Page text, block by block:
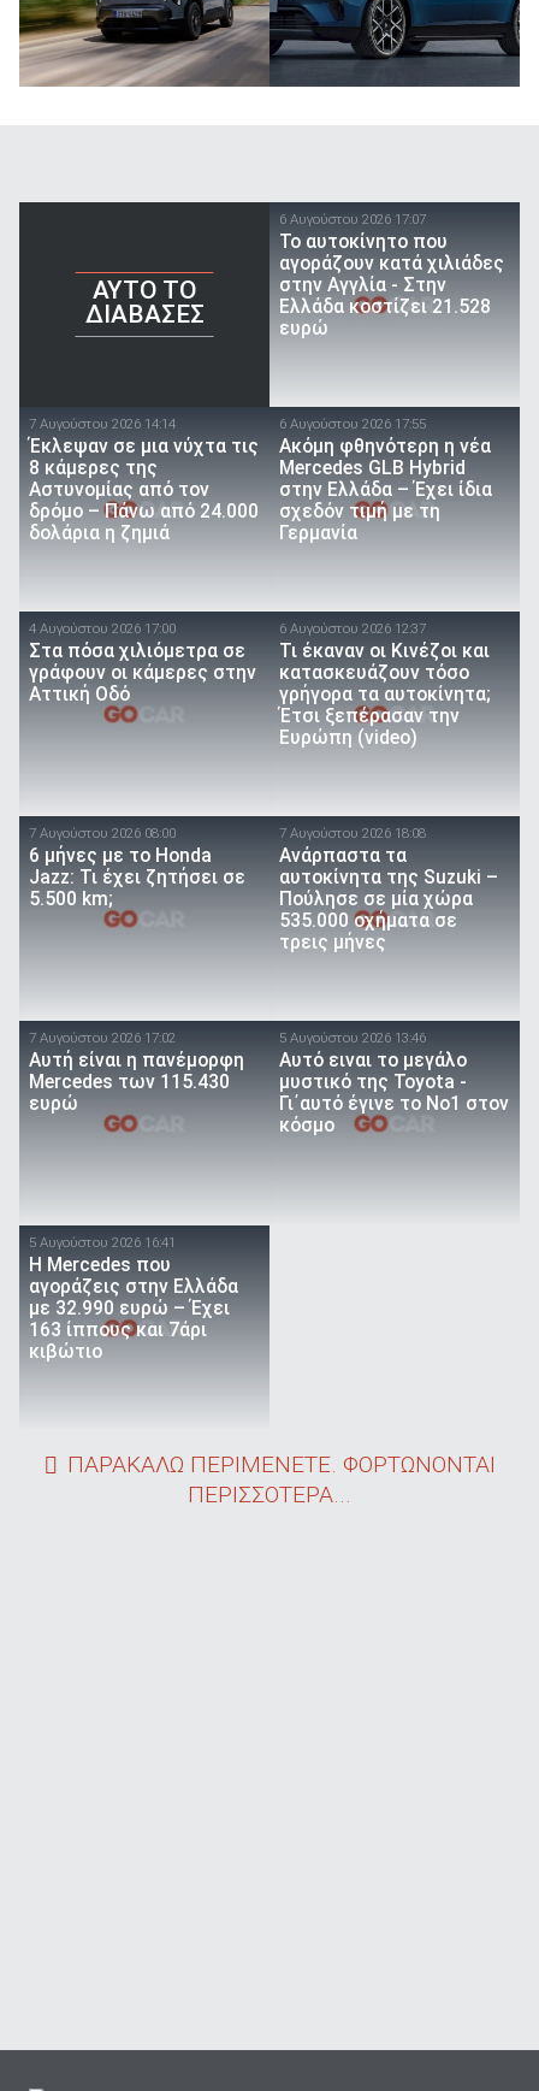
AYTO TO
ΔΙΑΒΑΣΕΣ
6 Αυγούστου 2026 17:07
To αυτοκίνητο που
αγοράζουν κατά χιλιάδες
στην Αγγλία - Στην
Ελλάδα κοστίζει 21.528
ευρώ
7 Αυγούστου 2026 14:14
Έκλεψαν σε μια νύχτα τις
8 κάμερες της
Αστυνομίας από τον
δρόμο – Πάνω από 24.000
δολάρια η ζημιά
6 Αυγούστου 2026 17:55
Ακόμη φθηνότερη η νέα
Mercedes GLB Hybrid
στην Ελλάδα – Έχει ίδια
σχεδόν τιμή με τη
Γερμανία
4 Αυγούστου 2026 17:00
Στα πόσα χιλιόμετρα σε
γράφουν οι κάμερες στην
Αττική Οδό
6 Αυγούστου 2026 12:37
Τι έκαναν οι Κινέζοι και
κατασκευάζουν τόσο
γρήγορα τα αυτοκίνητα;
Έτσι ξεπέρασαν την
Ευρώπη (video)
7 Αυγούστου 2026 08:00
6 μήνες με το Honda
Jazz: Τι έχει ζητήσει σε
5.500 km;
7 Αυγούστου 2026 18:08
Ανάρπαστα τα
αυτοκίνητα της Suzuki –
Πούλησε σε μία χώρα
535.000 οχήματα σε
τρεις μήνες
7 Αυγούστου 2026 17:02
Αυτή είναι η πανέμορφη
Mercedes των 115.430
ευρώ
5 Αυγούστου 2026 13:46
Αυτό ειναι τo μεγάλο
μυστικό της Toyota -
Γι΄αυτό έγινε το Νο1 στον
κόσμο
5 Αυγούστου 2026 16:41
Η Mercedes που
αγοράζεις στην Ελλάδα
με 32.990 ευρώ – Έχει
163 ίππους και 7άρι
κιβώτιο
ΠΑΡΑΚΑΛΩ ΠΕΡΙΜΕΝΕΤΕ. ΦΟΡΤΩΝΟΝΤΑΙ
ΠΕΡΙΣΣΟΤΕΡΑ...